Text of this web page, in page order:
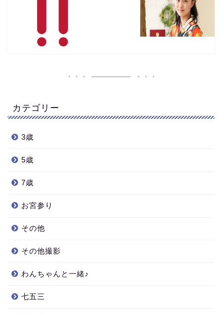
カテゴリー
3歳
5歳
7歳
お宮参り
その他
その他撮影
わんちゃんと一緒♪
七五三